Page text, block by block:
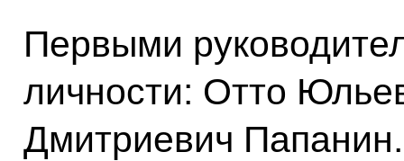
Первыми
личности: Отто
Дмитриевич